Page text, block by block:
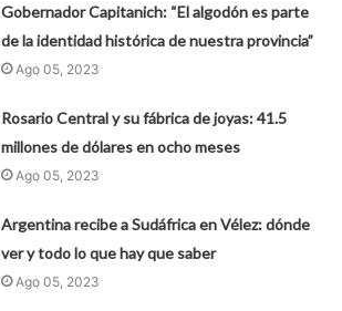
Gobernador Capitanich: “El algodón es parte
de la identidad histórica de nuestra provincia”
Ago 05, 2023
Rosario Central y su fábrica de joyas: 41.5
millones de dólares en ocho meses
Ago 05, 2023
Argentina recibe a Sudáfrica en Vélez: dónde
ver y todo lo que hay que saber
Ago 05, 2023